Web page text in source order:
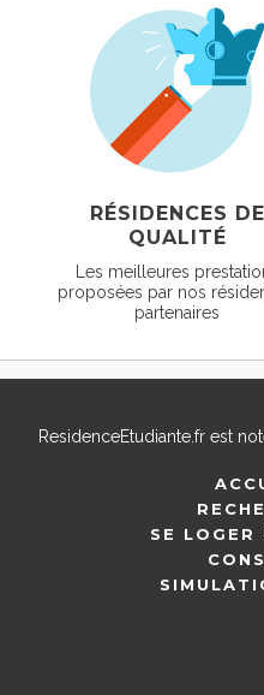
RÉSIDENCES DE
QUALITÉ
Les meilleures
proposées par nos
partenaires
ResidenceEtudiante.frest
SE LOGER